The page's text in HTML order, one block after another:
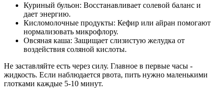
Куриный бульон: Восстанавливает солевой баланс и
дает энергию.
Кисломолочные продукты: Кефир или айран помогают
нормализовать микрофлору.
Овсяная каша: Защищает слизистую желудка от
воздействия соляной кислоты.
Не заставляйте есть через силу. Главное в первые часы -
жидкость. Если наблюдается рвота, пить нужно маленькими
глотками каждые 5-10 минут.